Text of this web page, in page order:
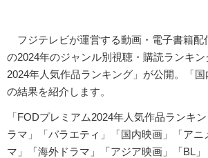
フジテレビが運営する動画・電子書籍配
の2024年のジャンル別視聴・購読ランキ
2024年人気作品ランキング」が公開。「
の結果を紹介します。
「FODプレミアム2024年人気作品ランキ
ラマ」「バラエティ」「国内映画」「アニ
マ」「海外ドラマ」「アジア映画」「BL